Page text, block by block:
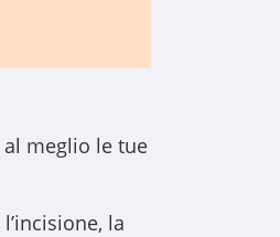
meglio le tue
la